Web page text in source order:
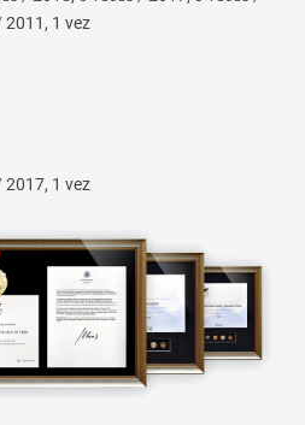
2011, 1 vez
2017, 1 vez